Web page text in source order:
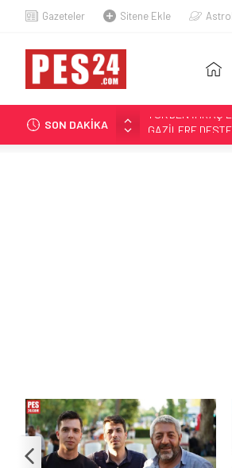
Gazeteler Sitene Ekle
SON DAKİKA
OYAK ÇİMENTO
TARİHTE BİR